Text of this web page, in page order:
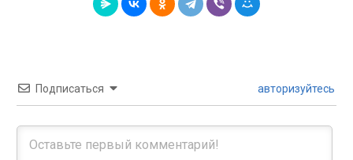
Подписаться авторизуйтесь